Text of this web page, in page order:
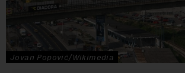
Jovan Popović/Wikimedia